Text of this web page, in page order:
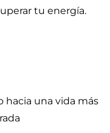
tu energía.
hacia una vida más